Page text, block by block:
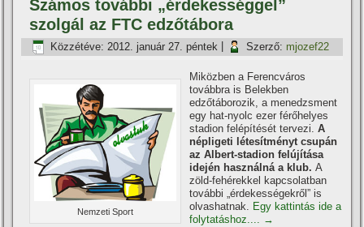
Számos további „érdekességgel”
szolgál az FTC edzőtábora
Közzétéve: 2012. január 27. péntek Szerző: mjozef22
Nemzeti Sport
Miközben a Ferencváros
továbbra is Belekben
edzőtáborozik, a menedzsment
egy hat-nyolc ezer férőhelyes
stadion felépí­tését tervezi.A
népligeti létesí­tményt csupán
az Albert-stadion felújí­tása
idején használná a klub.A
zöld-fehérekkel kapcsolatban
további „érdekességekről” is
olvashatnak. Egy kattintás ide a
folytatáshoz.... →